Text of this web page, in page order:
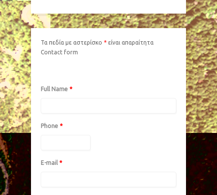
Τα πεδία με αστερίσκο * είναι απαραίτητα
Contact form
Full Name *
Phone *
E-mail *